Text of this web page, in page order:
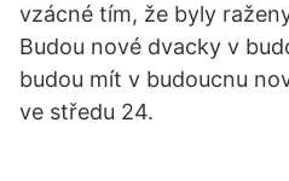
vzácné tím, že byly
Budou nové dvacky v
budou mít v budoucnu
ve středu 24.